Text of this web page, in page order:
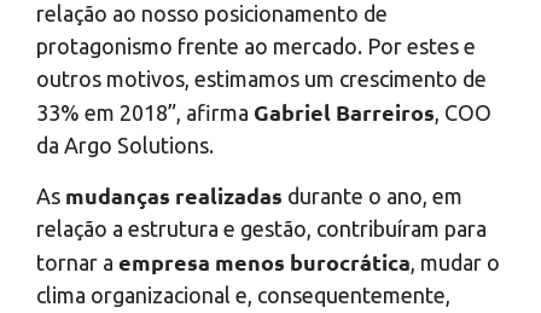
relação ao nosso posicionamento de
protagonismo frente ao mercado. Por estes e
outros motivos, estimamos um crescimento de
33% em 2018”, afirma Gabriel Barreiros, COO
da Argo Solutions.
As mudanças realizadas durante o ano, em
relação a estrutura e gestão, contribuíram para
tornar a empresa menos burocrática, mudar o
clima organizacional e, consequentemente,